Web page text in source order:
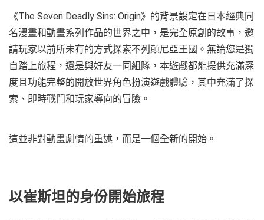
《The Seven Deadly Sins: Origin》的背景設定在日本經典同
名漫畫和動畫系列作品的世界之中，是完全原創的故事，邀
請玩家以前所未有的方式探索不列顛尼亞王國。無論您是獨
自踏上旅程，還是與好友一同組隊，本遊戲都能提供充滿深
度且功能完整的開放世界角色扮演遊戲體驗，其中充滿了探
索、即時戰鬥和玩家導向的冒險。
這並非對動畫劇情的重述，而是一個全新的開始。
以崔斯坦的身份開始旅程